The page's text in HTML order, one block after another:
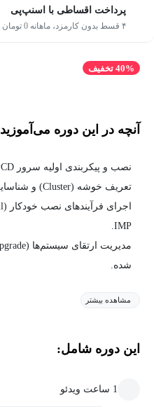
پرداخت اقساطی با اسنپ‌پی
۴ قسط بدون کارمزد، ماهانه 0 تومان
40% تخفیف
آنچه در این دوره می‌آموزید
نصب و پیکربندی اولیه سرور PCD.
تعریف خوشه (Cluster) و شناسایی سرورهای موجود (Discovery).
IMP.
شده.
مشاهده بیشتر
این دوره شامل:
1 ساعت ویدئو